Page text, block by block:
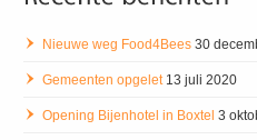
Nieuwe weg Food4Bees 30
Gemeenten opgelet 13 juli 2020
Opening Bijenhotel in Boxtel 3